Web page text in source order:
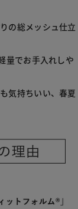
の総メッシュ仕立
量でお手入れしや
気持ちいい、春夏